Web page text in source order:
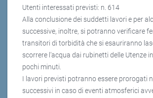
Utenti interessati previsti: n. 614
Alla conclusione dei suddetti lavori e per
successive, inoltre, si potranno verificare
transitori di torbidità che si esauriranno
scorrere l'acqua dai rubinetti delle Utenze
pochi minuti.
I lavori previsti potranno essere prorogati
successivi in caso di eventi atmosferici